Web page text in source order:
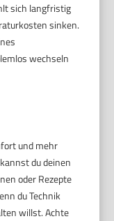
sich langfristig
sinken.
wechseln
und mehr
du deinen
oder Rezepte
du Technik
willst. Achte